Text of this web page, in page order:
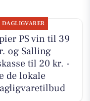
DAGLIGVARER
PS vin til 39
og Salling
til 20 kr. -
de lokale